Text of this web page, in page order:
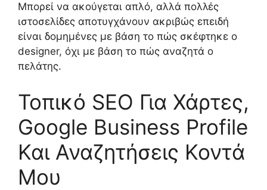
Μπορεί να ακούγεται απλό, αλλά πολλές
ιστοσελίδες αποτυγχάνουν ακριβώς επειδή
είναι δομημένες με βάση το πώς σκέφτηκε ο
designer, όχι με βάση το πώς αναζητά ο
πελάτης.
Τοπικό SEO Για Χάρτες,
Google Business Profile
Και Αναζητήσεις Κοντά
Μου